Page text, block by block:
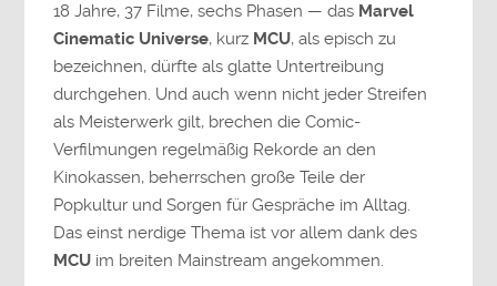
18 Jahre, 37 Filme, sechs Phasen — das Marvel
Cinematic Universe, kurz MCU, als episch zu
bezeichnen, dürfte als glatte Untertreibung
durchgehen. Und auch wenn nicht jeder Streifen
als Meisterwerk gilt, brechen die Comic-
Verfilmungen regelmäßig Rekorde an den
Kinokassen, beherrschen große Teile der
Popkultur und Sorgen für Gespräche im Alltag.
Das einst nerdige Thema ist vor allem dank des
MCU im breiten Mainstream angekommen.